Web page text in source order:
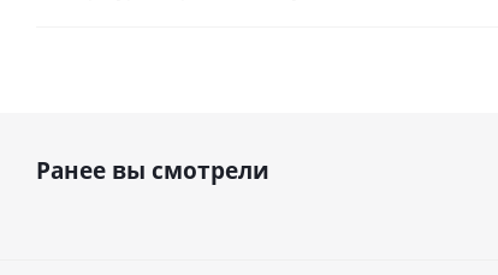
Ранее вы смотрели